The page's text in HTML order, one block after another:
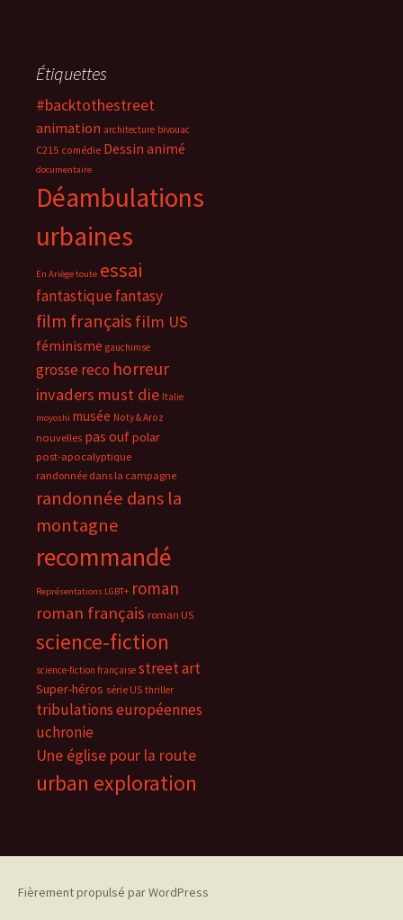
Étiquettes
#backtothestreet
animation architecture bivouac
C215 comédie Dessin animé
documentaire
Déambulations
urbaines
En Ariège toute essai
fantastiquefantasy
film français film US
féminisme gauchimse
grosse reco horreur
invaders must die Italie
moyoshi musée Noty & Aroz
nouvelles pas oufpolar
post-apocalyptique
randonnée dans la campagne
randonnée dans la
montagne
recommandé
Représentations LGBT+ roman
roman français roman US
science-fiction
science-fiction française street art
Super-héros série US thriller
tribulations européennes
uchronie
Une église pour la route
urban exploration
Fièrement propulsé par WordPress